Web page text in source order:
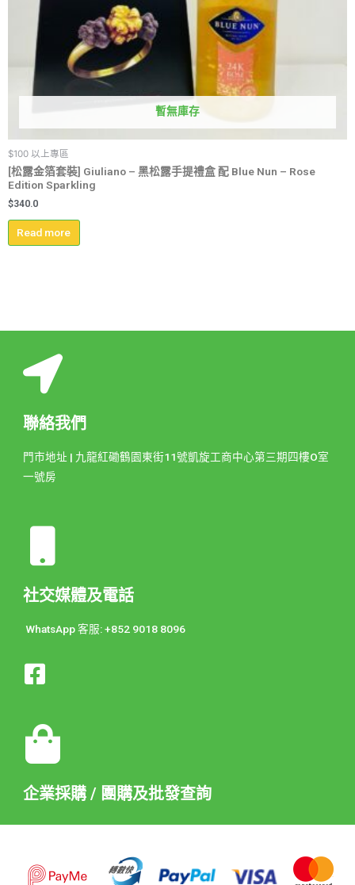
暫無庫存
$100 以上專區
[松露金箔套裝] Giuliano – 黑松露手提禮盒 配 Blue Nun – Rose
Edition Sparkling
$340.0
Read more
聯絡我們
門市地址 | 九龍紅磡鶴園東街11號凱旋工商中心第三期四樓O室
一號房
社交媒體及電話
WhatsApp 客服: +852 9018 8096
企業採購 / 團購及批發查詢